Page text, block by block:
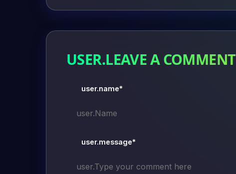
USER.LEAVE A COMMENT
user.name*
user.message*